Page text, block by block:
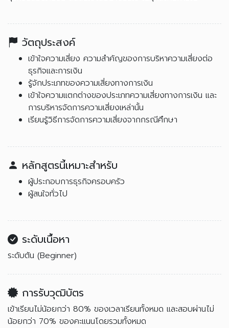
วัตถุประสงค์
เข้าใจความเสี่ยง ความสำคัญของการบริหาความเสี่ยงต่อ
ธุรกิจและการเงิน
รู้จักประเภทของความเสี่ยงทางการเงิน
เข้าใจความแตกต่างของประเภทความเสี่ยงทางการเงิน และ
การบริหารจัดการความเสี่ยงเหล่านั้น
เรียนรู้วิธีการจัดการความเสี่ยงจากกรณีศึกษา
หลักสูตรนี้เหมาะสำหรับ
ผู้ประกอบการธุรกิจครอบครัว
ผู้สนใจทั่วไป
ระดับเนื้อหา
ระดับต้น (Beginner)
การรับวุฒิบัตร
เข้าเรียนไม่น้อยกว่า 80% ของเวลาเรียนทั้งหมด และสอบผ่านไม่
น้อยกว่า 70% ของคะแนนโดยรวมทั้งหมด